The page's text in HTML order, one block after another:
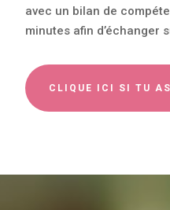
avec un bilan de
minutes afin d’échanger
CLIQUE ICI SI TU